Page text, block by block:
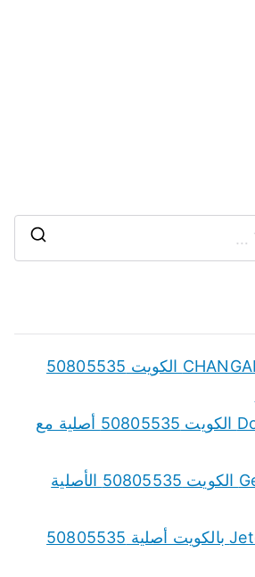
r
قطع غيار شانجان CHANGAN الكويت 50805535
قطع غيار دومي Domi الكويت 50805535 أصلية مع
قطع غيار جيلي Geely الكويت 50805535 الأصلية
قطع غيار جيتور Jetour بالكويت أصلية 50805535